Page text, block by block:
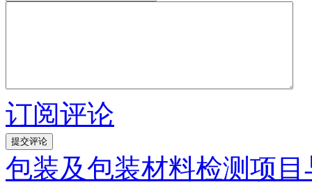
订阅评论
包装及包装材料检测项目